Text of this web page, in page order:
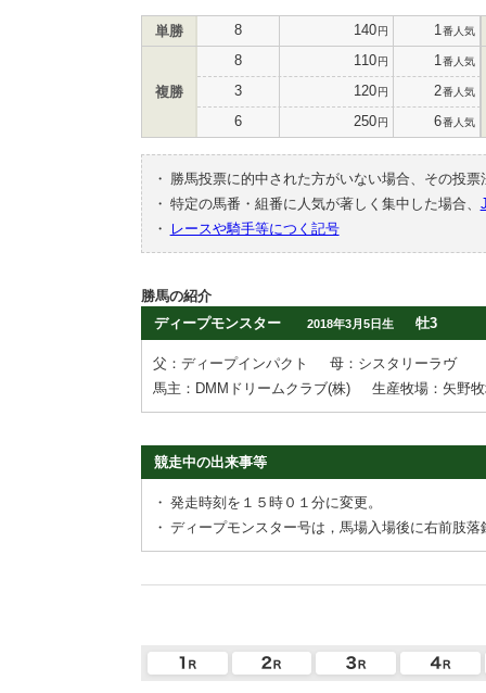
単勝 8 140円 1 番人気
複勝
8 110円 1 番人気
3 120円 2番人気
6 250円 6番人気
・
勝馬投票に的中された方がいない場合、その投
・ 特定の馬番・組番に人気が著しく集中した場合、
・
レースや騎手等につく記号
勝馬の紹介
ディープモンスター
2018年3月5日生 牡3
父：ディープインパクト
母：シスタリーラヴ
馬主：DMMドリームクラブ(株)
生産牧場：矢野
競走中の出来事等
・ 発走時刻を１５時０１分に変更。
・ ディープモンスター号は，馬場入場後に右前肢